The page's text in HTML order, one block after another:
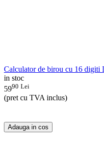
Calculator de birou cu 16
in stoc
5990 Lei
(pret cu TVA inclus)
Adauga in cos